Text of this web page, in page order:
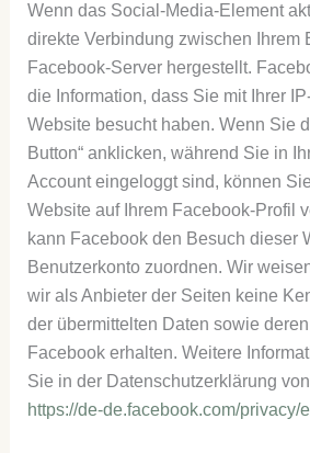
Wenn das Social-Media-Element
direkte Verbindung zwischen Ihrem
Facebook-Server hergestellt.
die Information, dass Sie mit Ihrer
Website besucht haben. Wenn Sie
Button“ anklicken, während Sie in
Account eingeloggt sind, können
Website auf Ihrem Facebook-Profil
kann Facebook den Besuch dieser
Benutzerkonto zuordnen. Wir
wir als Anbieter der Seiten keine
der übermittelten Daten sowie
Facebook erhalten. Weitere
Sie in der Datenschutzerklärung
https://de-de.facebook.com/privacy/